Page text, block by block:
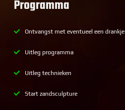
Programma
Ontvangst met eventueel een drankje
Uitleg programma
Uitleg technieken
Start zandsculpture